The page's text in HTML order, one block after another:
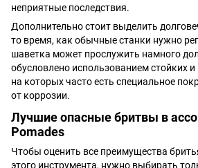
неприятные последствия.
Дополнительно стоит выделить
то время, как обычные станки нужно
шаветка может прослужить намного
обусловлено использованием стойких
на которых часто есть специальное
от коррозии.
Лучшие опасные бритвы в
Pomades
Чтобы оценить все преимущества
этого инструмента, нужно выбирать